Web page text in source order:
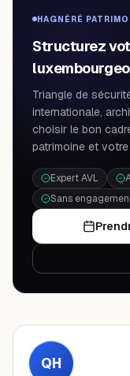
HAGNÉRÉ
Structurez
Triangle de
internationale,
choisir le bon
patrimoine et votre
Expert AVL
Sans
QH